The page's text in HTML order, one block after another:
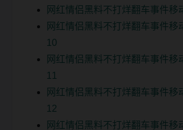
网红情侣黑料不打烊翻车事件移
网红情侣黑料不打烊翻车事件移
10
网红情侣黑料不打烊翻车事件移
11
网红情侣黑料不打烊翻车事件移
12
网红情侣黑料不打烊翻车事件移